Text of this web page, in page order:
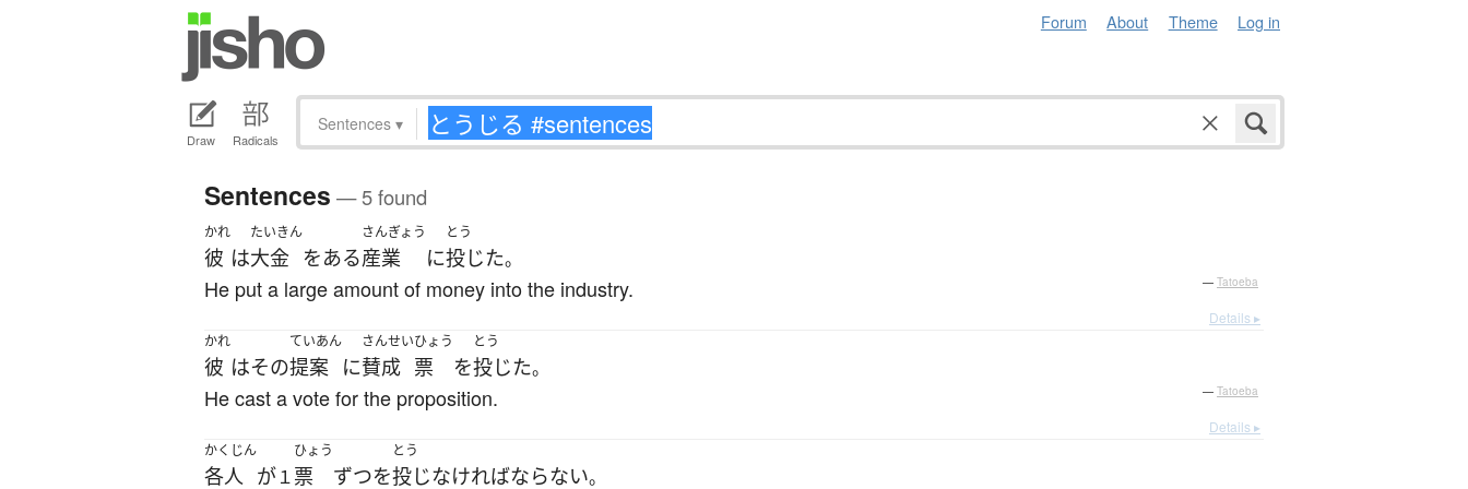
Forum About Theme Log in
Draw Radicals
Sentences ▾
Sentences — 5 found
かれ
彼 は
たいきん
大金 をある
さんぎょう
産業 に
とう
投じた。
He put a large amount of money into the industry. — Tatoeba
Details ▸
かれ
彼 はその
ていあん
提案 に
さんせい
賛成
ひょう
票 を
とう
投じた。
He cast a vote for the proposition. — Tatoeba
Details ▸
かくじん
各人 が１
ひょう
票 ずつを
とう
投じなければならない。